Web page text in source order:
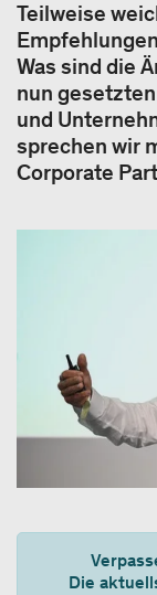
Teilweise
Was sind die
nun
und
sprechen wir
Corporate
Die